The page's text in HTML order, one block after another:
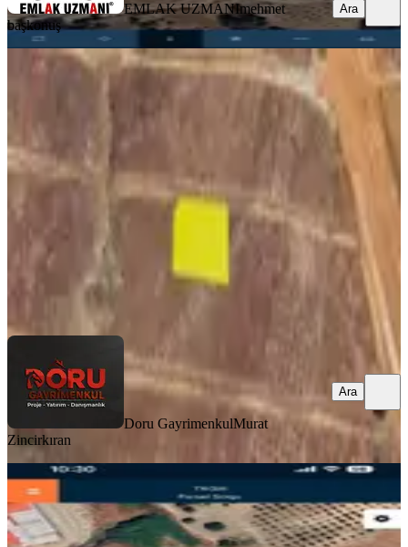
EMLAK UZMANImehmet
başkonuş
Ara
Doru'dan Önsen'de Satılık Müstakil
7.500.000 ₺
Doru Gayrimenkul Murat Zincirkıran
Doru GayrimenkulMurat
Zincirkıran
Ara
Hasancıklı Da Satlık Arsa
Onikişubat, Hasancıklı Mahallesi